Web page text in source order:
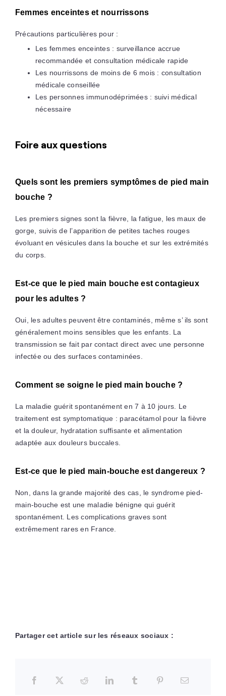
Femmes enceintes et nourrissons
Précautions particulières pour :
Les femmes enceintes : surveillance accrue
recommandée et consultation médicale rapide
Les nourrissons de moins de 6 mois : consultation
médicale conseillée
Les personnes immunodéprimées : suivi médical
nécessaire
Foire aux questions
Quels sont les premiers symptômes de pied main
bouche ?
Les premiers signes sont la fièvre, la fatigue, les maux de
gorge, suivis de l’apparition de petites taches rouges
évoluant en vésicules dans la bouche et sur les extrémités
du corps.
Est-ce que le pied main bouche est contagieux
pour les adultes ?
Oui, les adultes peuvent être contaminés, même s’ ils sont
généralement moins sensibles que les enfants. La
transmission se fait par contact direct avec une personne
infectée ou des surfaces contaminées.
Comment se soigne le pied main bouche ?
La maladie guérit spontanément en 7 à 10 jours. Le
traitement est symptomatique : paracétamol pour la fièvre
et la douleur, hydratation suffisante et alimentation
adaptée aux douleurs buccales.
Est-ce que le pied main-bouche est dangereux ?
Non, dans la grande majorité des cas, le syndrome pied-
main-bouche est une maladie bénigne qui guérit
spontanément. Les complications graves sont
extrêmement rares en France.
Partager cet article sur les réseaux sociaux :